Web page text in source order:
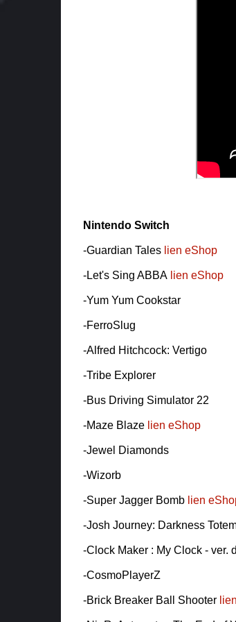
Nintendo Switch
-Guardian Tales lien eShop
-Let's Sing ABBA lien eShop
-Yum Yum Cookstar
-FerroSlug
-Alfred Hitchcock: Vertigo
-Tribe Explorer
-Bus Driving Simulator 22
-Maze Blaze lien eShop
-Jewel Diamonds
-Wizorb
-Super Jagger Bomb lien
-Josh Journey: Darkness
-Clock Maker : My Clock - ver.
-CosmoPlayerZ
-Brick Breaker Ball Shooter